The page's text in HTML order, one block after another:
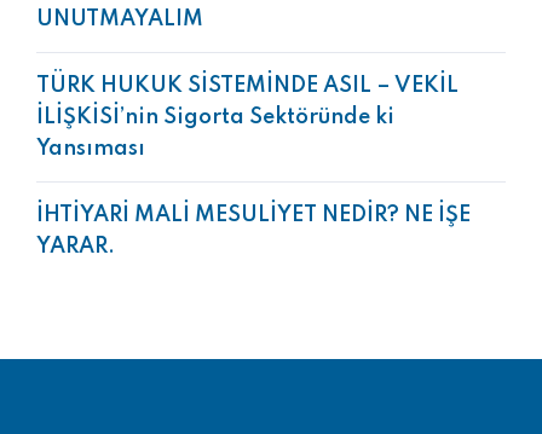
UNUTMAYALIM
TÜRK HUKUK SİSTEMİNDE ASIL – VEKİL
İLİŞKİSİ’nin Sigorta Sektöründe ki
Yansıması
İHTİYARİ MALİ MESULİYET NEDİR? NE İŞE
YARAR.